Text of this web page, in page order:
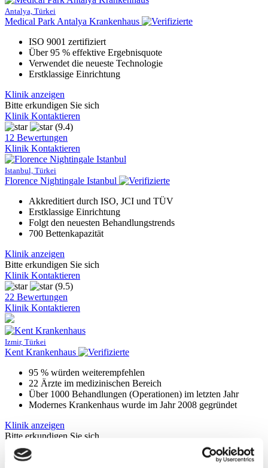
Antalya, Türkei
Medical Park Antalya Krankenhaus
ISO 9001 zertifiziert
Über 95 % effektive Ergebnisquote
Verwendet die neueste Technologie
Erstklassige Einrichtung
Klinik anzeigen
Bitte erkundigen Sie sich
Klinik Kontaktieren
(9.4)
12 Bewertungen
Klinik Kontaktieren
Istanbul, Türkei
Florence Nightingale Istanbul
Akkreditiert durch ISO, JCI und TÜV
Erstklassige Einrichtung
Folgt den neuesten Behandlungstrends
700 Bettenkapazität
Klinik anzeigen
Bitte erkundigen Sie sich
Klinik Kontaktieren
(9.5)
22 Bewertungen
Klinik Kontaktieren
Izmir, Türkei
Kent Krankenhaus
95 % würden weiterempfehlen
22 Ärzte im medizinischen Bereich
Über 1000 Behandlungen (Operationen) im letzten Jahr
Modernes Krankenhaus wurde im Jahr 2008 gegründet
Klinik anzeigen
Bitte erkundigen Sie sich
Klinik Kontaktieren